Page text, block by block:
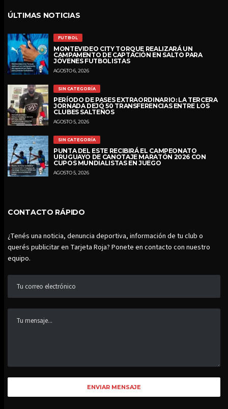
ÚLTIMAS NOTICIAS
FUTBOL
MONTEVIDEO CITY TORQUE REALIZARÁ UN
CAMPAMENTO DE CAPTACIÓN EN SALTO PARA
JÓVENES FUTBOLISTAS
AGOSTO 6, 2026
SIN CATEGORÍA
PERÍODO DE PASES EXTRAORDINARIO: LA TERCERA
JORNADA DEJÓ 50 TRANSFERENCIAS ENTRE LOS
CLUBES SALTEÑOS
AGOSTO 5, 2026
SIN CATEGORÍA
PUNTA DEL ESTE RECIBIRÁ EL CAMPEONATO
URUGUAYO DE CANOTAJE MARATÓN 2026 CON
CUPOS MUNDIALISTAS EN JUEGO
AGOSTO 5, 2026
CONTACTO RÁPIDO
¿Tenés una noticia, denuncia deportiva, información de tu club o
querés publicitar en Tarjeta Roja? Ponete en contacto con nuestro
equipo.